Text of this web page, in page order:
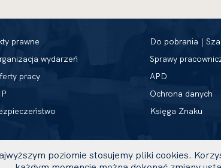
prawne
wydarzeń
pracy
Do pobrania |
Sprawy
APD
Ochrona danych
Księga Znaku
poziomie stosujemy pliki cookies.